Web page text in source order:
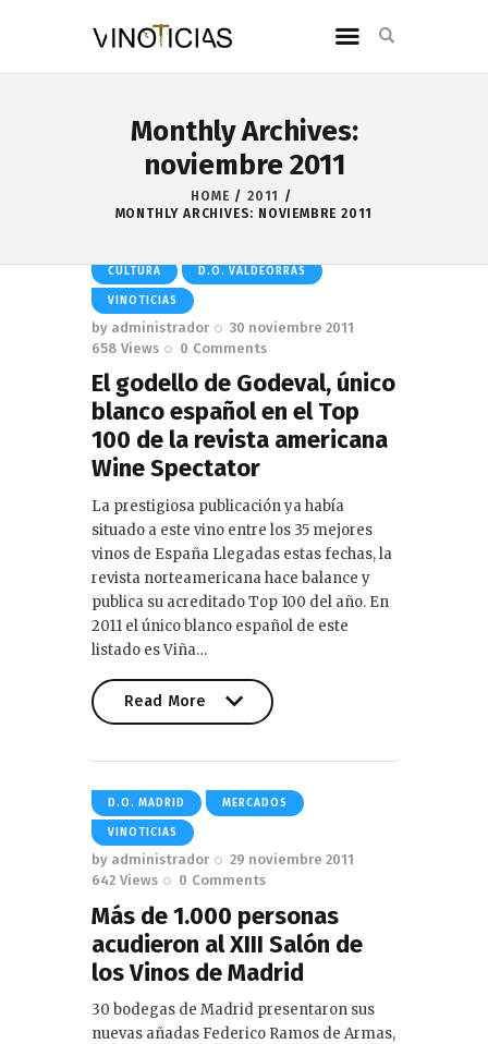
Monthly Archives:
noviembre 2011
HOME
2011
MONTHLY ARCHIVES: NOVIEMBRE 2011
CULTURA D.O. VALDEORRAS
VINOTICIAS
by administrador
30 noviembre 2011
658 Views 0 Comments
El godello de Godeval, único
blanco español en el Top
100 de la revista americana
Wine Spectator
La prestigiosa publicación ya había
situado a este vino entre los 35 mejores
vinos de España Llegadas estas fechas, la
revista norteamericana hace balance y
publica su acreditado Top 100 del año. En
2011 el único blanco español de este
listado es Viña…
Read More
D.O. MADRID MERCADOS
VINOTICIAS
by administrador
29 noviembre 2011
642 Views 0 Comments
Más de 1.000 personas
acudieron al XIII Salón de
los Vinos de Madrid
30 bodegas de Madrid presentaron sus
nuevas añadas Federico Ramos de Armas,